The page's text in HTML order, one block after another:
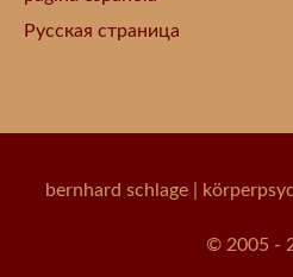
Русская страница
bernhard schlage|
© 2005 -